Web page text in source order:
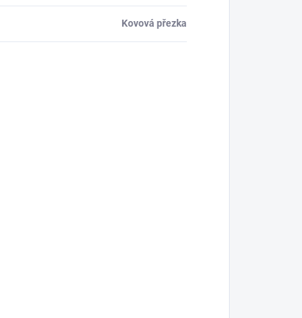
Kovová přezka